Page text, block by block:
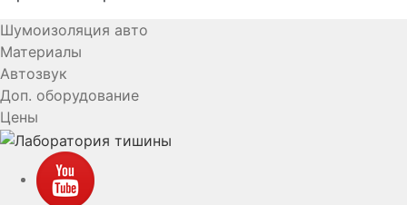
Шумоизоляция авто
Материалы
Автозвук
Доп. оборудование
Цены